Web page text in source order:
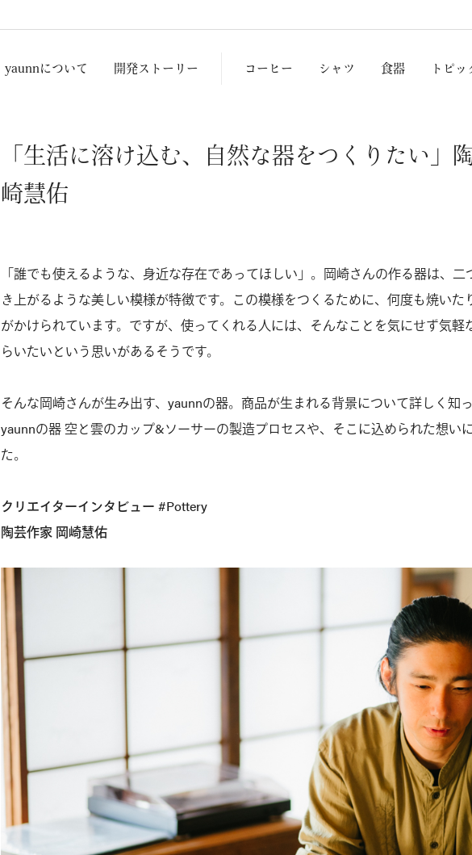
yaunnについて 開発ストーリー コーヒー シャツ 食器 トピッ
「生活に溶け込む、自然な器をつくりたい」
崎慧佑
「誰でも使えるような、身近な存在であってほしい」。岡崎さんの作る器は、
き上がるような美しい模様が特徴です。この模様をつくるために、何度も焼いた
がかけられています。ですが、使ってくれる人には、そんなことを気にせず気軽
らいたいという思いがあるそうです。
そんな岡崎さんが生み出す、yaunnの器。商品が生まれる背景について詳しく知
yaunnの器 空と雲のカップ&ソーサーの製造プロセスや、そこに込められた想い
た。
クリエイターインタビュー #Pottery
陶芸作家 岡崎慧佑